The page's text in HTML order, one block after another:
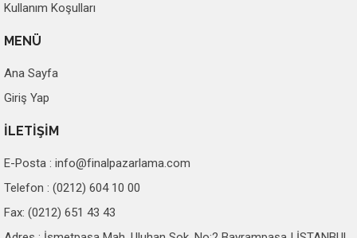
Kullanım Koşulları
MENÜ
Ana Sayfa
Giriş Yap
İLETİŞİM
E-Posta : info@finalpazarlama.com
Telefon : (0212) 604 10 00
Fax: (0212) 651 43 43